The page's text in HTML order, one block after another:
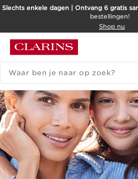
DOORGAAN NAAR INHOUD
Slechts enkele dagen | Ontvang 6 gratis
bestellingen!
Shop nu
ZOEKGESCHIEDENIS